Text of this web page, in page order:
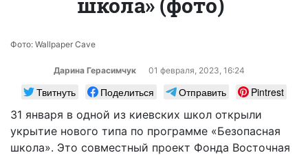
Фото: Wallpaper Cave
Дарина Герасимчук 01 февраля, 2023, 16:24
Твитнуть Поделиться Отправить
Pintrest
31 января в одной из киевских школ открыли
укрытие нового типа по программе «Безопасная
школа». Это совместный проект Фонда Восточная